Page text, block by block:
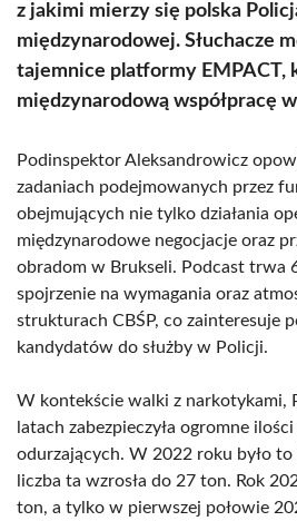
z jakimi mierzy się polska
międzynarodowej. Słuchacze
tajemnice platformy EMPACT,
międzynarodową współpracę
Podinspektor Aleksandrowicz
zadaniach podejmowanych przez
obejmujących nie tylko działania
międzynarodowe negocjacje oraz
obradom w Brukseli. Podcast trwa
spojrzenie na wymagania oraz
strukturach CBŚP, co zainteresuje
kandydatów do służby w Policji.
W kontekście walki z narkotykami,
latach zabezpieczyła ogromne
odurzających. W 2022 roku było
liczba ta wzrosła do 27 ton. Rok
ton, a tylko w pierwszej połowie